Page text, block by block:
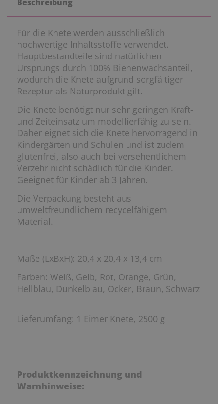
Beschreibung
Für die Knete werden ausschließlich
hochwertige Inhaltsstoffe verwendet.
Hauptbestandteile sind natürlichen
Ursprungs durch 100% Bienenwachsanteil,
wodurch die Knete aufgrund sorgfältiger
Rezeptur als Naturprodukt gilt.
Die Knete benötigt nur sehr geringen Kraft-
und Zeiteinsatz um modellierfähig zu sein.
Daher eignet sich die Knete hervorragend in
Kindergärten und Schulen und ist zudem
glutenfrei, also auch bei versehentlichem
Verzehr nicht schädlich für die Kinder.
Geeignet für Kinder ab 3 Jahren.
Die Verpackung besteht aus
umweltfreundlichem recycelfähigem
Material.
Maße (LxBxH): 20,4 x 20,4 x 13,4 cm
Farben: Weiß, Gelb, Rot, Orange, Grün,
Hellblau, Dunkelblau, Ocker, Braun, Schwarz
Lieferumfang: 1 Eimer Knete, 2500 g
Produktkennzeichnung und
Warnhinweise: